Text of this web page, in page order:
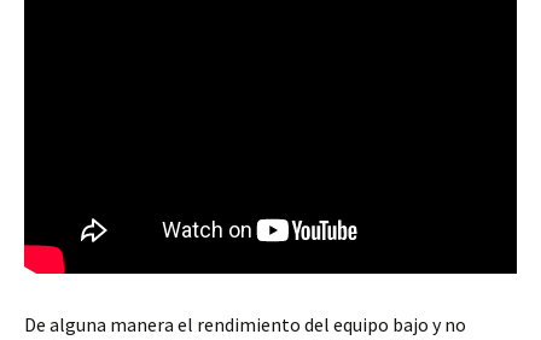
De alguna manera el rendimiento del equipo bajo y no